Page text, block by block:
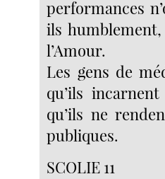
performances
ils
l’Amour.
Les gens de
qu’ils
qu’ils ne
publiques.
SCOLIE 11